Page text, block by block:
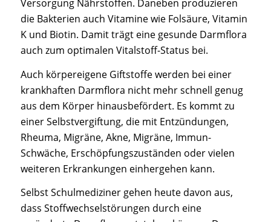
Versorgung Nährstoffen. Daneben produzieren
die Bakterien auch Vitamine wie Folsäure, Vitamin
K und Biotin. Damit trägt eine gesunde Darmflora
auch zum optimalen Vitalstoff-Status bei.
Auch körpereigene Giftstoffe werden bei einer
krankhaften Darmflora nicht mehr schnell genug
aus dem Körper hinausbefördert. Es kommt zu
einer Selbstvergiftung, die mit Entzündungen,
Rheuma, Migräne, Akne, Migräne, Immun-
Schwäche, Erschöpfungszuständen oder vielen
weiteren Erkrankungen einhergehen kann.
Selbst Schulmediziner gehen heute davon aus,
dass Stoffwechselstörungen durch eine